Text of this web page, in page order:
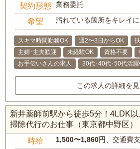
契約形態 業務委託
希望 汚れている箇所をキレイ
スキマ時間勤務OK 週2〜3日からOK
主婦･主夫歓迎
未経験OK 資格不要
お手伝いさんの求人
30代･40代･50代活躍
この求人の詳細を
新井薬師前駅から徒歩5分！4LDK
掃除代行のお仕事（東京都中野区）
時給 1,500〜1,860円 、交通費